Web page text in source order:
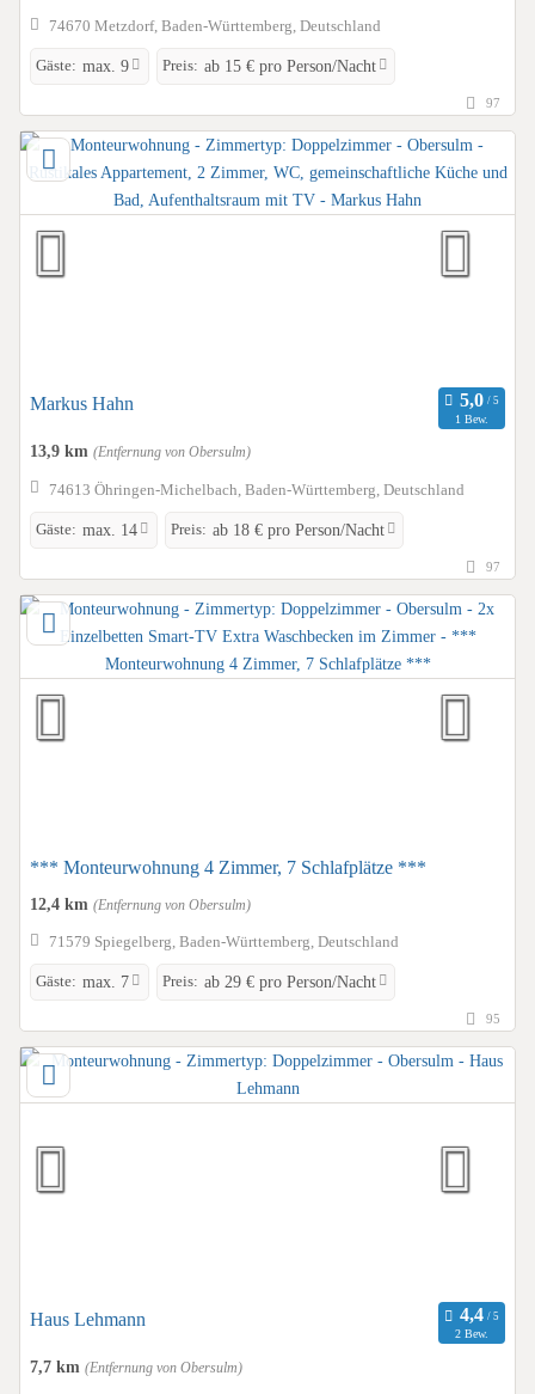
74670 Metzdorf, Baden-Württemberg, Deutschland
Gäste: max. 9 Preis: ab 15 € pro Person/Nacht
97
Markus Hahn
1 Bew.
13,9 km (Entfernung von Obersulm)
74613 Öhringen-Michelbach, Baden-Württemberg, Deutschland
Gäste: max. 14 Preis: ab 18 € pro Person/Nacht
97
*** Monteurwohnung 4 Zimmer, 7 Schlafplätze ***
12,4 km (Entfernung von Obersulm)
71579 Spiegelberg, Baden-Württemberg, Deutschland
Gäste: max. 7 Preis: ab 29 € pro Person/Nacht
95
Haus Lehmann
2 Bew.
7,7 km (Entfernung von Obersulm)